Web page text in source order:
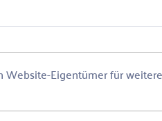
mit
Website-Eigentümer für weitere